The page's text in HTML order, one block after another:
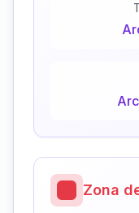
Zona